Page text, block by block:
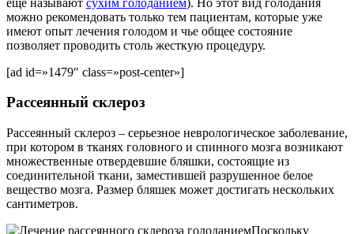
можно рекомендовать только тем пациентам, которые уже
имеют опыт лечения голодом и чье общее состояние
позволяет проводить столь жесткую процедуру.
[ad id=»1479″ class=»post-center»]
Рассеянный склероз
Рассеянный склероз – серьезное неврологическое заболевание,
при котором в тканях головного и спинного мозга возникают
множественные отвердевшие бляшки, состоящие из
соединительной ткани, заместившей разрушенное белое
вещество мозга. Размер бляшек может достигать нескольких
сантиметров.
Поскольку